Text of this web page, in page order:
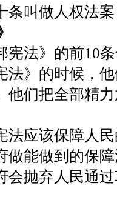
条叫做人权法案
宪法》的前10
法》的时候，
他们把全部精
法应该保障人
做能做到的保
会抛弃人民通